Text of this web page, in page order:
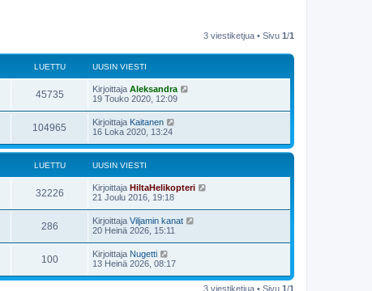
3 viestiketjua • Sivu 1/1
LUETTU UUSIN VIESTI
45735 Kirjoittaja Aleksandra
19 Touko 2020, 12:09
104965 Kirjoittaja Kaitanen
16 Loka 2020, 13:24
LUETTU UUSIN VIESTI
32226 Kirjoittaja HiltaHelikopteri
21 Joulu 2016, 19:18
286 Kirjoittaja Viljamin kanat
20 Heinä 2026, 15:11
100 Kirjoittaja Nugetti
13 Heinä 2026, 08:17
3 viestiketjua • Sivu 1/1